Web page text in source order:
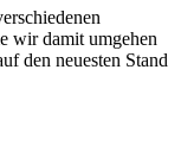
wir damit umgehen
den neuesten Stand